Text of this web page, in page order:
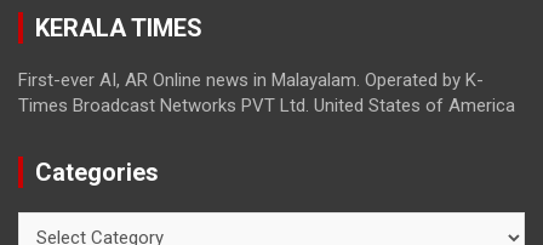
അഖില്‍ മാരാര്‍ ട്വന്റി 20 വിട്ടു
KERALA TIMES
First-ever AI, AR Online news in Malayalam. Operated by K-
Times Broadcast Networks PVT Ltd. United States of America
Categories